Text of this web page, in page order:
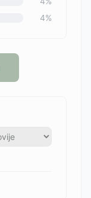
4%